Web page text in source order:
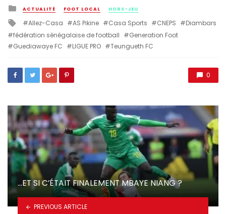
Posted
in
ACTUALITÉ FOOT LOCAL HORS-JEU
Tagged
with
Allez-Casa AS Pikine Casa Sports CNEPS
Diambars
fédération sénégalaise de football
Generation Foot
Guediawaye FC
LIGUE PRO Teungueth FC
0
…ET SI C’ÉTAIT FINALEMENT MBAYE NIANG ?
PREVIOUS ARTICLE